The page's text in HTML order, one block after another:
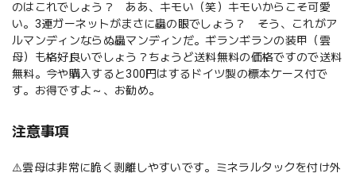
のはこれでしょう？ ああ、キモい（笑）キモいからこそ可愛
い。3連ガーネットがまさに蟲の眼でしょう？ そう、これがア
ルマンディンならぬ蟲マンディンだ。ギランギランの装甲（雲
母）も格好良いでしょう？ちょうど送料無料の価格ですので送料
無料。今や購入すると300円はするドイツ製の標本ケース付で
す。お得ですよ～、お勧め。
注意事項
⚠️雲母は非常に脆く剥離しやすいです。ミネラルタックを付け外